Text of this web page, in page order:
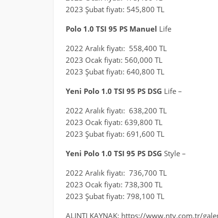
2023 Şubat fiyatı: 545,800 TL
Polo 1.0 TSI 95 PS Manuel Life
2022 Aralık fiyatı: 558,400 TL
2023 Ocak fiyatı: 560,000 TL
2023 Şubat fiyatı: 640,800 TL
Yeni Polo 1.0 TSI 95 PS DSG Life –
2022 Aralık fiyatı: 638,200 TL
2023 Ocak fiyatı: 639,800 TL
2023 Şubat fiyatı: 691,600 TL
Yeni Polo 1.0 TSI 95 PS DSG Style –
2022 Aralık fiyatı: 736,700 TL
2023 Ocak fiyatı: 738,300 TL
2023 Şubat fiyatı: 798,100 TL
ALINTI KAYNAK: https://www.ntv.com.tr/